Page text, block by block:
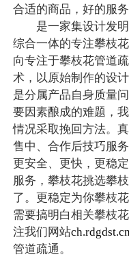
合适的商品，好的服务
是一家集设计发明
综合一体的专注攀枝
向专注于攀枝花管道
术，以原始制作的设
是分属产品自身质量
要因素酿成的难题，
情况采取挽回方法。
售中、合作后技巧服
更安全、更快，更稳
服务，攀枝花挑选攀
了。更稳定为你攀枝
需要搞明白相关攀枝
注我们网站
管道疏通。